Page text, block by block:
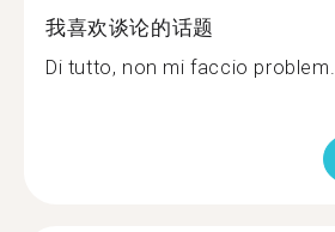
我喜欢谈论的话题
Di tutto, non mi faccio